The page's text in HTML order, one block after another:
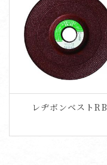
レヂボンベストRB